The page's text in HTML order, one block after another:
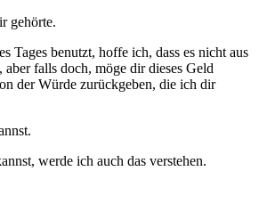
gehörte.
Tages benutzt, hoffe ich, dass es nicht aus
aber falls doch, möge dir dieses Geld
der Würde zurückgeben, die ich dir
werde ich auch das verstehen.